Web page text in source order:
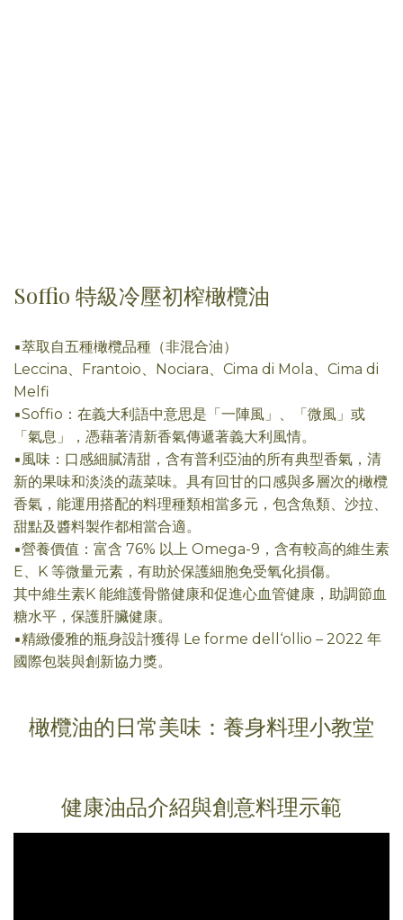
Soffio 特級冷壓初榨橄欖油
▪萃取自五種橄欖品種（非混合油）
Leccina、Frantoio、Nociara、Cima di Mola、Cima di
Melfi
▪Soffio：在義大利語中意思是「一陣風」、「微風」或
「氣息」，憑藉著清新香氣傳遞著義大利風情。
▪風味：口感細膩清甜，含有普利亞油的所有典型香氣，清
新的果味和淡淡的蔬菜味。具有回甘的口感與多層次的橄欖
香氣，能運用搭配的料理種類相當多元，包含魚類、沙拉、
甜點及醬料製作都相當合適。
▪營養價值：富含 76% 以上 Omega-9，含有較高的維生素
E、K 等微量元素，有助於保護細胞免受氧化損傷。
其中維生素K 能維護骨骼健康和促進心血管健康，助調節血
糖水平，保護肝臟健康。
▪精緻優雅的瓶身設計獲得 Le forme dell‘ollio – 2022 年
國際包裝與創新協力獎。
橄欖油的日常美味：養身料理小教堂
健康油品介紹與創意料理示範